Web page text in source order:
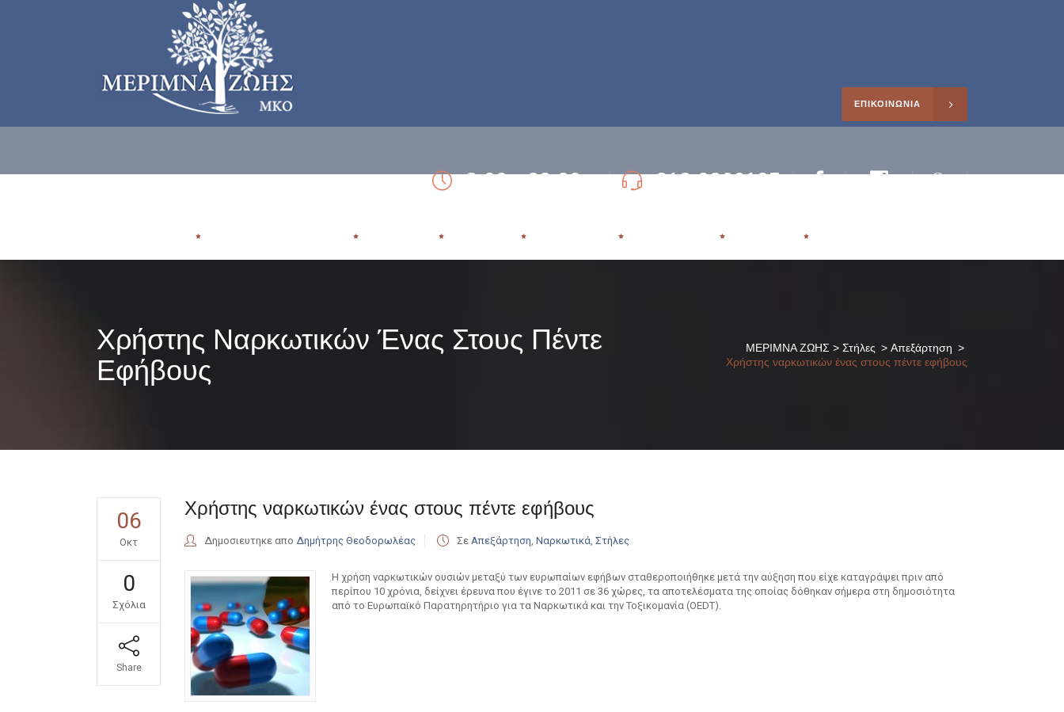
8:00 - 22:00 213 0266195
ΕΠΙΚΟΙΝΩΝΙΑ
Χρήστης Ναρκωτικών Ένας Στους Πέντε
Εφήβους
ΜΕΡΙΜΝΑ ΖΩΗΣ > Στήλες > Απεξάρτηση >
Χρήστης ναρκωτικών ένας στους πέντε εφήβους
06
Οκτ
0
Σχόλια
Share
Χρήστης ναρκωτικών ένας στους πέντε εφήβους
Δημοσιευτηκε απο Δημήτρης Θεοδορωλέας Σε Απεξάρτηση Ναρκωτικά Στήλες
Η χρήση ναρκωτικών ουσιών μεταξύ των ευρωπαίων εφήβων σταθεροποιήθηκε μετά την αύξηση που είχε καταγράψει πριν από
περίπου 10 χρόνια, δείχνει έρευνα που έγινε το 2011 σε 36 χώρες, τα αποτελέσματα της οποίας δόθηκαν σήμερα στη δημοσιότητα
από το Ευρωπαϊκό Παρατηρητήριο για τα Ναρκωτικά και την Τοξικομανία (OEDT).